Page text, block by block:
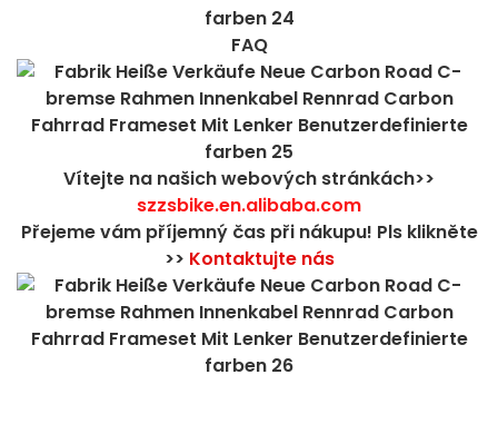
FAQ
Vítejte na našich webových stránkách>>
szzsbike.en.alibaba.com
Přejeme vám příjemný čas při nákupu! Pls klikněte
>> Kontaktujte nás